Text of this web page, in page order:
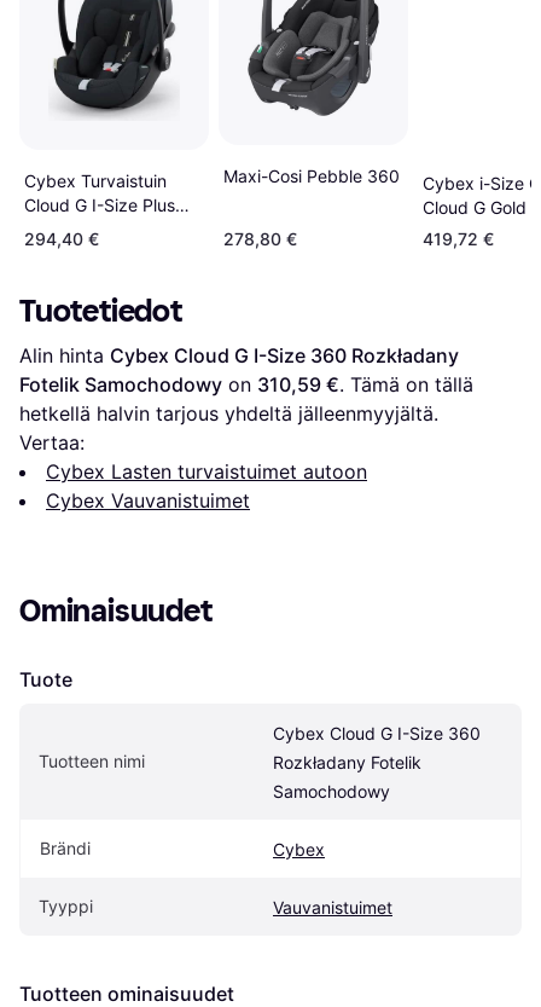
Cybex Turvaistuin
Cloud G I-Size Plus
Moon Black
294,40 €
Maxi-Cosi Pebble 360
278,80 €
Cybex i-Size
Cloud G Gold
419,72 €
Tuotetiedot
Alin hinta Cybex Cloud G I-Size 360 Rozkładany
Fotelik Samochodowy on 310,59 €. Tämä on tällä
hetkellä halvin tarjous yhdeltä jälleenmyyjältä.
Vertaa:
Cybex Lasten turvaistuimet autoon
Cybex Vauvanistuimet
Ominaisuudet
Tuote
Tuotteen nimi
Cybex Cloud G I-Size 360
Rozkładany Fotelik
Samochodowy
Brändi Cybex
Tyyppi Vauvanistuimet
Tuotteen ominaisuudet